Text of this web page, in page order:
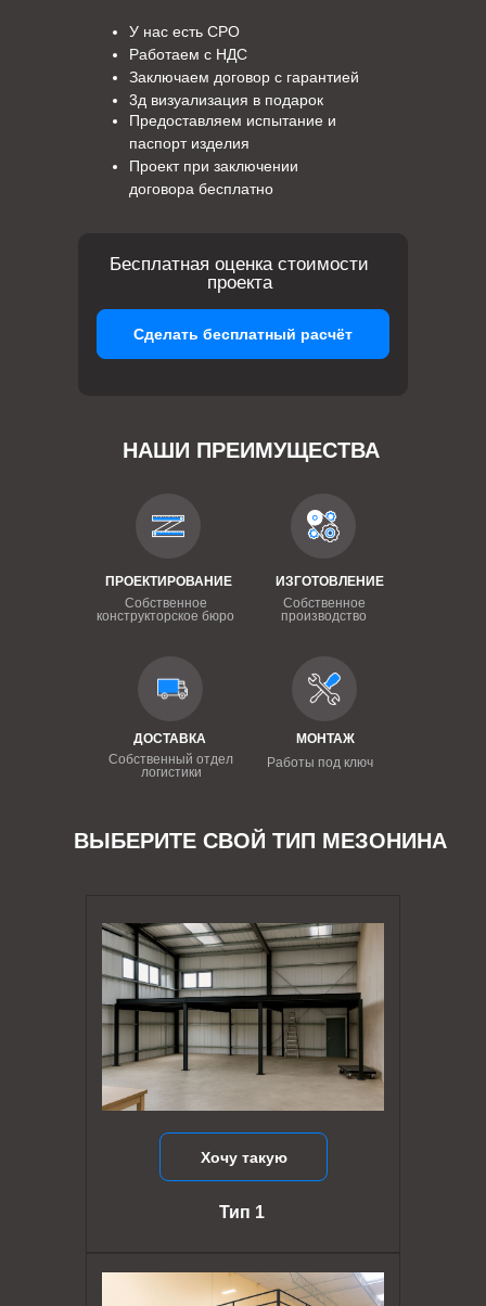
Предоставляем испытание и
паспорт изделия
Проект при заключении
договора бесплатно
У нас есть СРО
Работаем с НДС
Заключаем договор с гарантией
3д визуализация в подарок
НАШИ ПРЕИМУЩЕСТВА
ПРОЕКТИРОВАНИЕ
Собственное
конструкторское бюро
ИЗГОТОВЛЕНИЕ
Собственное
производство
ДОСТАВКА
Собственный отдел
логистики
МОНТАЖ
Работы под ключ
Бесплатная оценка стоимости
проекта
Сделать бесплатный расчёт
ВЫБЕРИТЕ СВОЙ ТИП МЕЗОНИНА
Хочу такую
Тип 1